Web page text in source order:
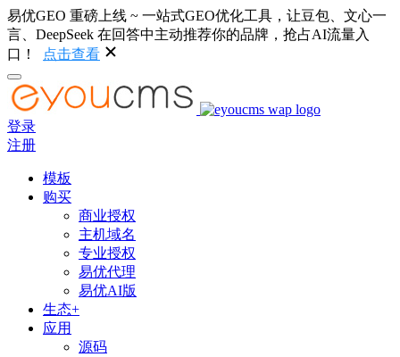
易优GEO 重磅上线 ~ 一站式GEO优化工具，让豆包、文心一
言、DeepSeek 在回答中主动推荐你的品牌，抢占AI流量入
口！
点击查看
登录
注册
模板
购买
商业授权
主机域名
专业授权
易优代理
易优AI版
生态+
应用
源码